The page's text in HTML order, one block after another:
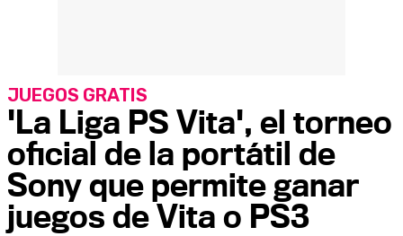
'La Liga PS Vita', el torneo
oficial de la portátil de
Sony que permite ganar
juegos de Vita o PS3
JUEGOS GRATIS